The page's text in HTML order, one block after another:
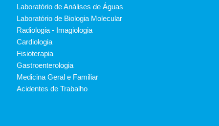
Laboratório de Análises de Águas
Laboratório de Biologia Molecular
Radiologia - Imagiologia
Cardiologia
Fisioterapia
Gastroenterologia
Medicina Geral e Familiar
Acidentes de Trabalho